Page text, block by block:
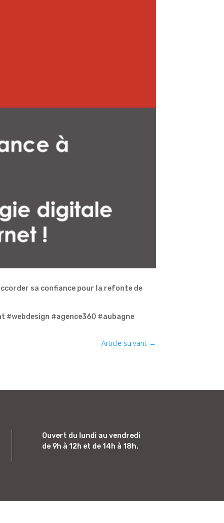
sa confiance pour la refonte de
#webdesign #agence360 #aubagne
Article suivant→
Ouvert du lundi au vendredi
de 9h à 12h et de 14h à 18h.